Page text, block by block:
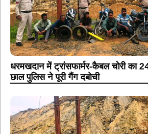
धरमखदान में ट्रांसफार्मर-कैबल चोरी का
छाल पुलिस ने पूरी गैंग दबोची